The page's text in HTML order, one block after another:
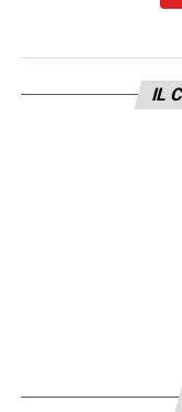
nerazzurri,
per poi girarlo
IL